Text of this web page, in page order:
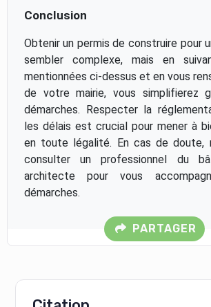
Conclusion
Obtenir un permis de construire pour
sembler complexe, mais en
mentionnées ci-dessus et en vous
de votre mairie, vous simplifierez
démarches. Respecter la
les délais est crucial pour mener à
en toute légalité. En cas de doute,
consulter un professionnel du
architecte pour vous
démarches.
PARTAGER